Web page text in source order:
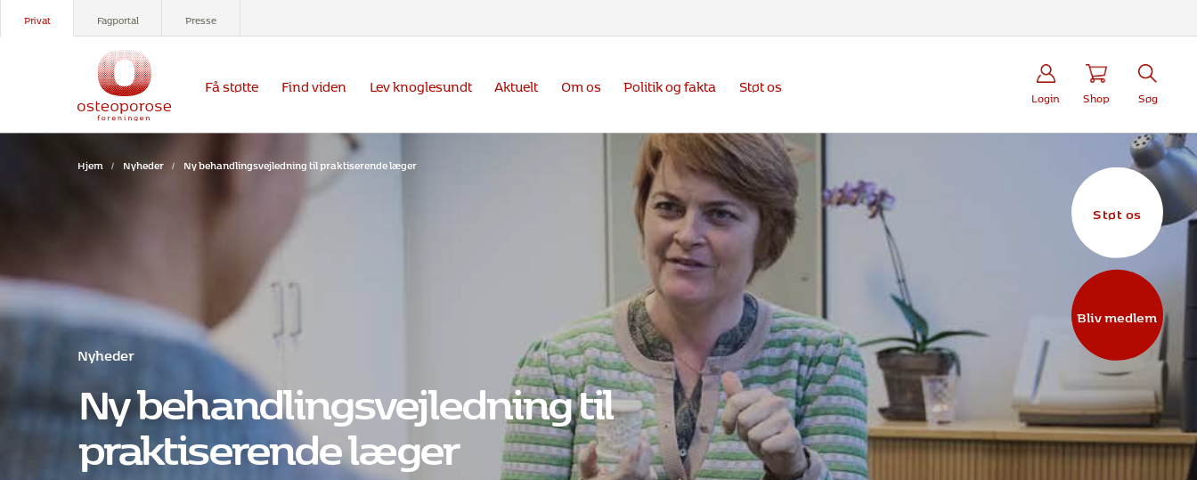
Privat Fagportal Presse
Støt os
Bliv medlem
Få støtte Find viden Lev knoglesundt Aktuelt Om os Politik og fakta Støt os Login Shop Søg
Hjem / Nyheder / Ny behandlingsvejledning til praktiserende læger
Nyheder
Ny behandlingsvejledning til
praktiserende læger